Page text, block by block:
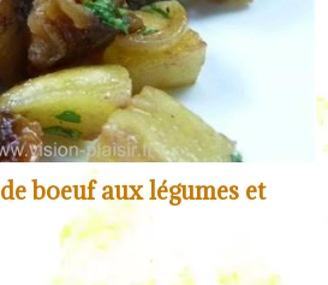
boeuf aux légumes et